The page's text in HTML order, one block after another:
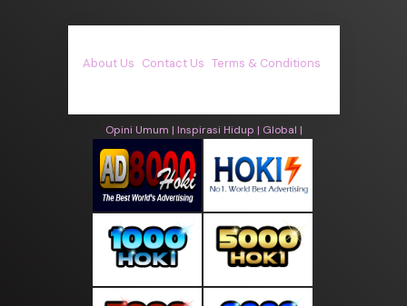
About Us Contact Us Terms & Conditions
Opini Umum | Inspirasi Hidup | Global |